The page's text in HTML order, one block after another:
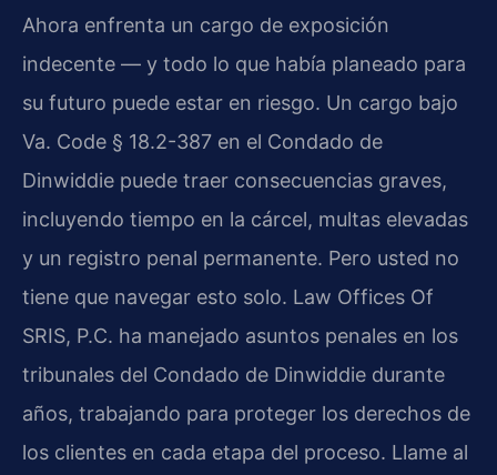
Ahora enfrenta un cargo de exposición
indecente — y todo lo que había planeado para
su futuro puede estar en riesgo. Un cargo bajo
Va. Code § 18.2-387 en el Condado de
Dinwiddie puede traer consecuencias graves,
incluyendo tiempo en la cárcel, multas elevadas
y un registro penal permanente. Pero usted no
tiene que navegar esto solo. Law Offices Of
SRIS, P.C. ha manejado asuntos penales en los
tribunales del Condado de Dinwiddie durante
años, trabajando para proteger los derechos de
los clientes en cada etapa del proceso. Llame al